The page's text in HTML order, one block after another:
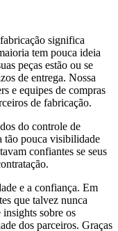
significa
tem pouca ideia
peças estão ou se
de entrega. Nossa
e equipes de compras
de fabricação.
do controle de
tão pouca visibilidade
confiantes se seus
e a confiança. Em
que talvez nunca
insights sobre os
dos parceiros. Graças